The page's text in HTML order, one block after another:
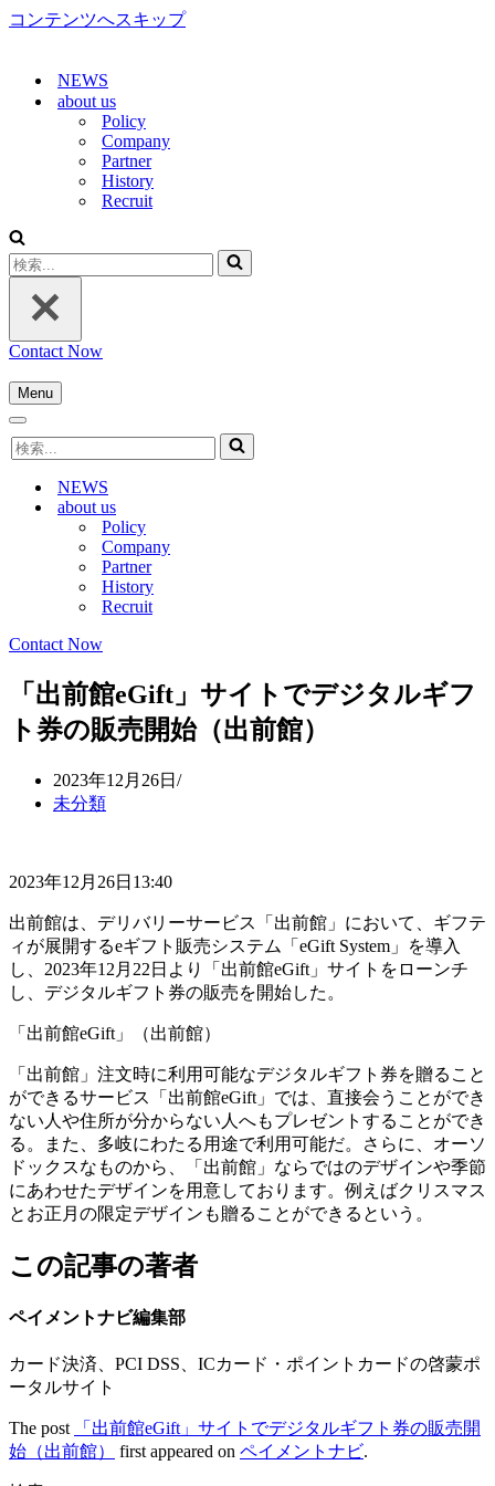
コンテンツへスキップ
NEWS
about us
Policy
Company
Partner
History
Recruit
検
索...
Contact Now
Menu
ナ
ゲ
シ
ョ
ナ
ビ
検
索...
NEWS
about us
Policy
Company
Partner
History
Recruit
Contact Now
「出前館eGift」サイトでデジタルギフ
ト券の販売開始（出前館）
2023年12月26日
未分類
2023年12月26日13:40
出前館は、デリバリーサービス「出前館」において、ギフテ
ィが展開するeギフト販売システム「eGift System」を導入
し、2023年12月22日より「出前館eGift」サイトをローンチ
し、デジタルギフト券の販売を開始した。
「出前館eGift」（出前館）
「出前館」注文時に利用可能なデジタルギフト券を贈ること
ができるサービス「出前館eGift」では、直接会うことができ
ない人や住所が分からない人へもプレゼントすることができ
る。また、多岐にわたる用途で利用可能だ。さらに、オーソ
ドックスなものから、「出前館」ならではのデザインや季節
にあわせたデザインを用意しております。例えばクリスマス
とお正月の限定デザインも贈ることができるという。
この記事の著者
ペイメントナビ編集部
カード決済、PCI DSS、ICカード・ポイントカードの啓蒙ポ
ータルサイト
The post
「出前館eGift」サイトでデジタルギフト券の販売開
始（出前館）
first appeared on ペイメントナビ.